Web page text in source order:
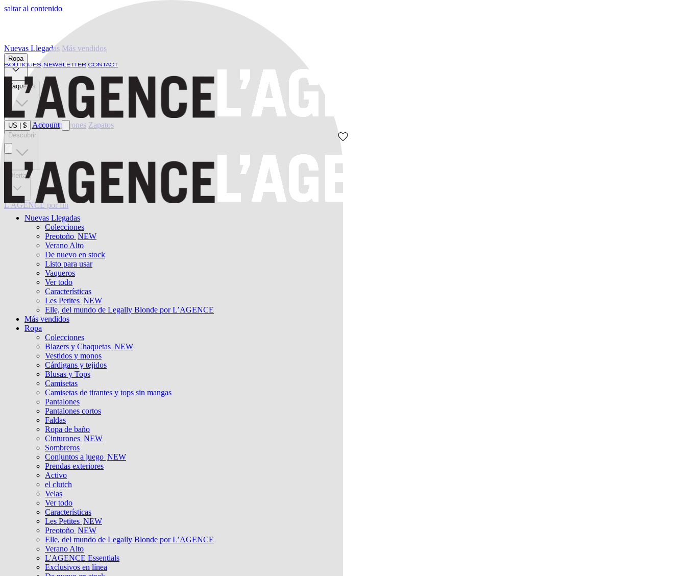
saltar al contenido
BOUTIQUES NEWSLETTER CONTACT
US $ Account
Nuevas Llegadas
Colecciones
Preotoño NEW
Verano Alto
De nuevo en stock
Listo para usar
Vaqueros
Ver todo
Características
Les Petites NEW
Elle, del mundo de Legally Blonde por L’AGENCE
Más vendidos
Ropa
Colecciones
Blazers y Chaquetas NEW
Vestidos y monos
Cárdigans y tejidos
Blusas y Tops
Camisetas
Camisetas de tirantes y tops sin mangas
Pantalones
Pantalones cortos
Faldas
Ropa de baño
Cinturones NEW
Sombreros
Conjuntos a juego NEW
Prendas exteriores
Activo
el clutch
Velas
Ver todo
Características
Les Petites NEW
Preotoño NEW
Elle, del mundo de Legally Blonde por L’AGENCE
Verano Alto
L'AGENCE Essentials
Exclusivos en línea
Nuevas Llegadas Más vendidos
Ropa
Vaqueros
Ropa de baño Cinturones Zapatos
Descubrir
Oferta
L'AGENCE por fin